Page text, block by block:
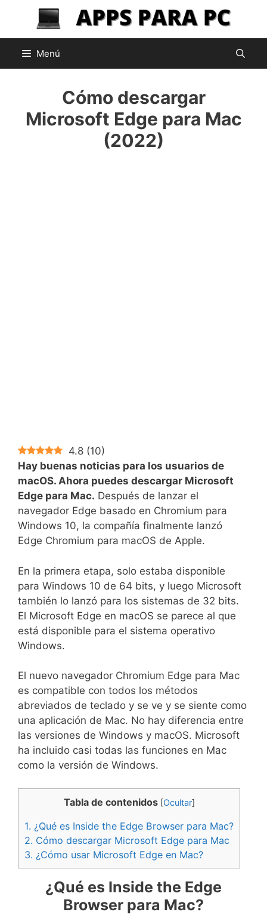
contenido
Menú
Cómo descargar
Microsoft Edge para Mac
(2022)
4.8 (10)
Hay buenas noticias para los usuarios de
macOS. Ahora puedes descargar Microsoft
Edge para Mac. Después de lanzar el
navegador Edge basado en Chromium para
Windows 10, la compañía finalmente lanzó
Edge Chromium para macOS de Apple.
En la primera etapa, solo estaba disponible
para Windows 10 de 64 bits, y luego Microsoft
también lo lanzó para los sistemas de 32 bits.
El Microsoft Edge en macOS se parece al que
está disponible para el sistema operativo
Windows.
El nuevo navegador Chromium Edge para Mac
es compatible con todos los métodos
abreviados de teclado y se ve y se siente como
una aplicación de Mac. No hay diferencia entre
las versiones de Windows y macOS. Microsoft
ha incluido casi todas las funciones en Mac
como la versión de Windows.
Tabla de contenidos [Ocultar]
1. ¿Qué es Inside the Edge Browser para Mac?
2. Cómo descargar Microsoft Edge para Mac
3. ¿Cómo usar Microsoft Edge en Mac?
¿Qué es Inside the Edge
Browser para Mac?